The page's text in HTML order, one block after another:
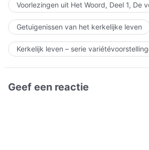
Voorlezingen uit Het Woord, Deel 1, De
Getuigenissen van het kerkelijke leven
Kerkelijk leven – serie
Geef een reactie